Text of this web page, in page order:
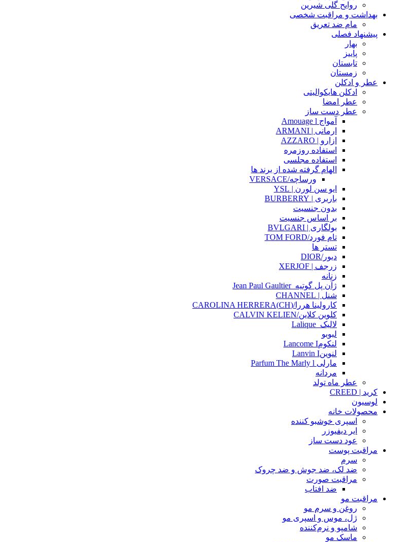
روایح گلی شیرین
بهداشت و مراقبت شخصی
مام ضد تعریق
پیشنهاد فصلی
بهار
پاییز
تابستان
زمستان
عطر و ادکلن
ادکلن هایکوالیتی
عطر امضا
عطر دست ساز
آمواج Amouage l
ارمانی | ARMANI
ازارو | AZZARO
استفاده روزمره
استفاده مجلسی
الهام گرفته شده از برند ها
ورساچه/VERSACE
ایو سن لورن | YSL
باربری | BURBERRY
بدون جنسیت
بر اساس جنسیت
بولگاری | BVLGARI
تام فورد/TOM FORD
تستر ها
دیور/DIOR
زرجف | XERJOF
زنانه
ژآن پل گوتیه_Jean Paul Gaultier
شنل | CHANNEL
کارولینا هررا/(CH)CAROLINA HERRERA
کلوین کلاین/CALVIN KELIEN
لالیک_Lalique
لبوبو
لنکومLancome I
لنوینLanvin I
مارلی Parfum The Marly l
مردانه
عطر ماه تولد
کرید | CREED
لوسیون
محصولات خانه
اسپری خوشبو کننده
ایر دیفیوزر
عود دست ساز
مراقبت پوست
سرم
ضد لک، ضد جوش و ضد چروک
مراقبت صورت
ضد افتاب
مراقبت مو
روغن و سرم مو
ژل، موس و اسپری مو
شامپو و نرم‌کننده
ماسک مو